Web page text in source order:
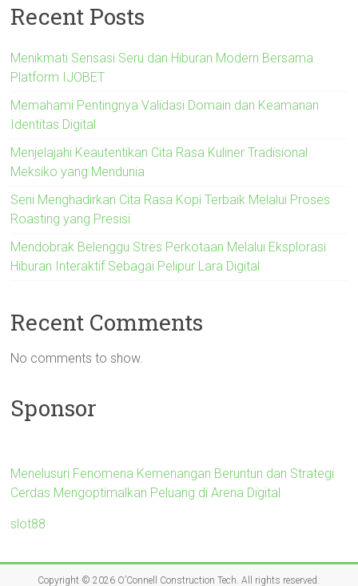
Recent Posts
Menikmati Sensasi Seru dan Hiburan Modern Bersama
Platform IJOBET
Memahami Pentingnya Validasi Domain dan Keamanan
Identitas Digital
Menjelajahi Keautentikan Cita Rasa Kuliner Tradisional
Meksiko yang Mendunia
Seni Menghadirkan Cita Rasa Kopi Terbaik Melalui Proses
Roasting yang Presisi
Mendobrak Belenggu Stres Perkotaan Melalui Eksplorasi
Hiburan Interaktif Sebagai Pelipur Lara Digital
Recent Comments
No comments to show.
Sponsor
Menelusuri Fenomena Kemenangan Beruntun dan Strategi
Cerdas Mengoptimalkan Peluang di Arena Digital
slot88
Copyright © 2026 O’Connell Construction Tech . All rights reserved.